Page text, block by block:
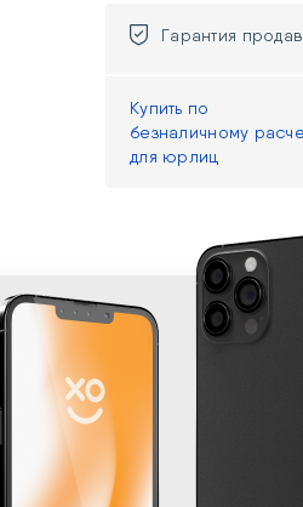
Гарантия
Купить по
безналичному
для юрлиц